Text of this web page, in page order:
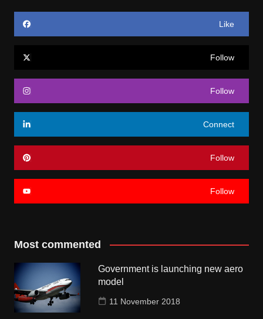
Like
Follow
Follow
Connect
Follow
Follow
Most commented
Government is launching new aero
model
11 November 2018